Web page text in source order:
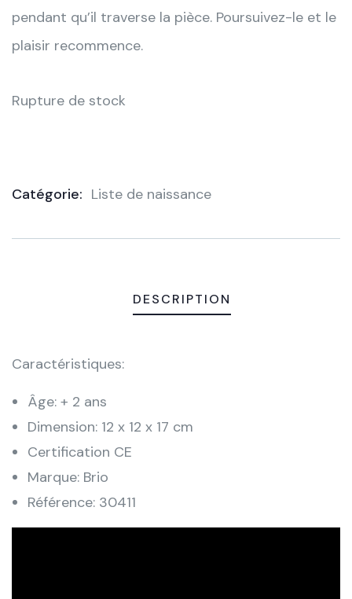
pendant qu’il traverse la pièce. Poursuivez-le et le
plaisir recommence.
Rupture de stock
Catégorie: Liste de naissance
DESCRIPTION
Caractéristiques:
Âge: + 2 ans
Dimension: 12 x 12 x 17 cm
Certification CE
Marque: Brio
Référence: 30411